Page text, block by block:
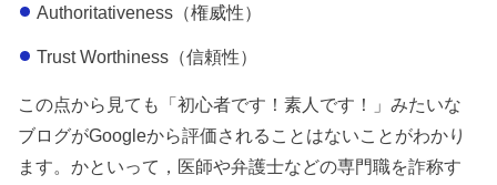
Authoritativeness（権威性）
Trust Worthiness（信頼性）
この点から見ても「初心者です！素人です！」みたいな
ブログがGoogleから評価されることはないことがわかり
ます。かといって，医師や弁護士などの専門職を詐称す